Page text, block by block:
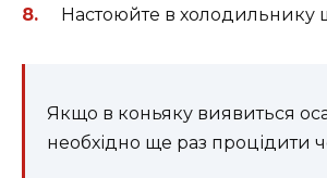
Настоюйте в холодильнику
Якщо в коньяку виявиться
необхідно ще раз процідити